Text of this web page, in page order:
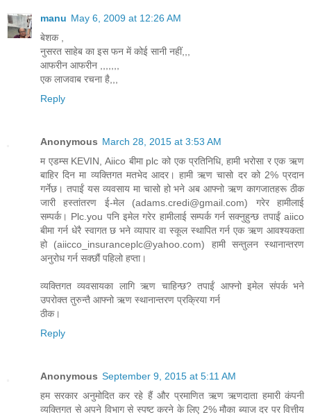
manu May 6, 2009 at 12:26 AM
बेशक ,
नुसरत साहेब का इस फन में कोई सानी नहीं,,,
आफरीन आफरीन ,,,,,,,
एक लाजवाब रचना है,,,
Reply
Anonymous March 28, 2015 at 3:53 AM
म एडम्स KEVIN, Aiico बीमा plc को एक प्रतिनिधि, हामी भरोसा र एक ऋण
बाहिर दिन मा व्यक्तिगत मतभेद आदर। हामी ऋण चासो दर को 2% प्रदान
गर्नेछ। तपाईं यस व्यवसाय मा चासो हो भने अब आफ्नो ऋण कागजातहरू ठीक
जारी हस्तांतरण ई-मेल (adams.credi@gmail.com) गरेर हामीलाई
सम्पर्क। Plc.you पनि इमेल गरेर हामीलाई सम्पर्क गर्न सक्नुहुन्छ तपाईं aiico
बीमा गर्न धेरै स्वागत छ भने व्यापार वा स्कूल स्थापित गर्न एक ऋण आवश्यकता
हो (aiicco_insuranceplc@yahoo.com) हामी सन्तुलन स्थानान्तरण
अनुरोध गर्न सक्छौं पहिलो हप्ता।
व्यक्तिगत व्यवसायका लागि ऋण चाहिन्छ? तपाईं आफ्नो इमेल संपर्क भने
उपरोक्त तुरुन्तै आफ्नो ऋण स्थानान्तरण प्रक्रिया गर्न
ठीक।
Reply
Anonymous September 9, 2015 at 5:11 AM
हम सरकार अनुमोदित कर रहे हैं और प्रमाणित ऋण ऋणदाता हमारी कंपनी
व्यक्तिगत से अपने विभाग से स्पष्ट करने के लिए 2% मौका ब्याज दर पर वित्तीय